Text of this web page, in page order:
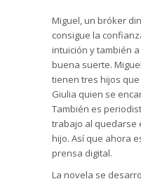
Miguel, un bróker
consigue la
intuición y también
buena suerte.
tienen tres hijos
Giulia quien se
También es
trabajo al quedarse
hijo. Así que ahora
prensa digital.
La novela se